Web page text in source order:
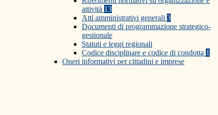
attività 13
Atti amministrativi generali 3
Documenti di programmazione strategico-
gestionale
Statuti e leggi regionali
Codice disciplinare e codice di condotta 1
Oneri informativi per cittadini e imprese